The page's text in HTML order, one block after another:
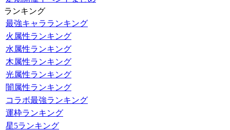
ランキング
最強キャラランキング
火属性ランキング
水属性ランキング
木属性ランキング
光属性ランキング
闇属性ランキング
コラボ最強ランキング
運枠ランキング
星5ランキング